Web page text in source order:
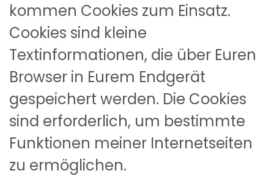
kommen Cookies zum Einsatz.
Cookies sind kleine
Textinformationen, die über Euren
Browser in Eurem Endgerät
gespeichert werden. Die Cookies
sind erforderlich, um bestimmte
Funktionen meiner Internetseiten
zu ermöglichen.